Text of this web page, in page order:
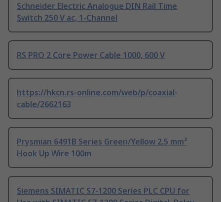
Schneider Electric Analogue DIN Rail Time
Switch 250 V ac, 1-Channel
RS PRO 2 Core Power Cable 1000, 600 V
https://hkcn.rs-online.com/web/p/coaxial-
cable/2662163
Prysmian 6491B Series Green/Yellow 2.5 mm²
Hook Up Wire 100m
Siemens SIMATIC S7-1200 Series PLC CPU for